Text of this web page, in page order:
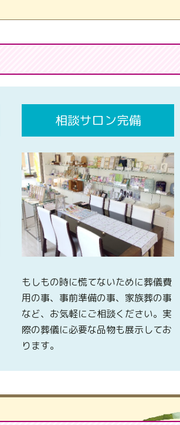
相談サロン完備
もしもの時に慌てないために葬儀費
用の事、事前準備の事、家族葬の事
など、お気軽にご相談ください。実
際の葬儀に必要な品物も展示してお
ります。